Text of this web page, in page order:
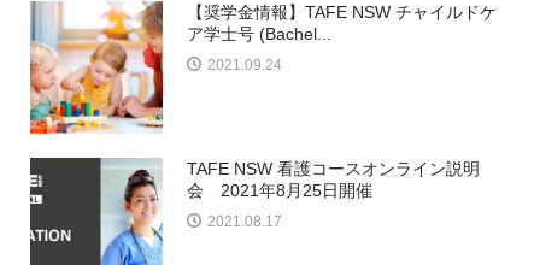
【奨学金情報】TAFE NSW チャイルドケ
ア学士号 (Bachel...
2021.09.24
TAFE NSW 看護コースオンライン説明
会 2021年8月25日開催
2021.08.17